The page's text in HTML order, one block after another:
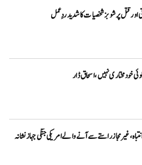
اور قتل پر شوبز شخصیات کا شدید ردِعمل
خودمختاری نہیں، اسحاق ڈار
غیر مجاز راستے سے آنے والے امریکی جنگی جہاز نشانہ